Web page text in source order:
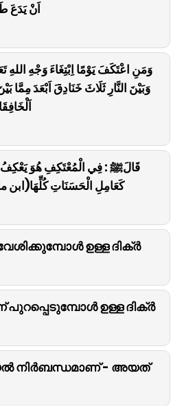
اَنْ يَدَعَ
وَمَنِ اعْتَكَفَ يَوْمًا اِبْتِغَاءَ وَجْهِ اللهِ
وَبَيْنَ النَّارِ ثَلَاثَ خَنَادِقَ اَبْعَدَ مِمَّا
قَالَﷺ : فِي الْمُعْتَكِفِ هُوَ يَعْكِفُ
كَعَامِلِ الْحَسَنَاتِ كُلِّهَا(ابن
ഉള്ള ദിക്ർ
പുറപ്പെടുമ്പോൾ ഉള്ള ദിക്ർ
നിർബന്ധമാണ് - അയത്